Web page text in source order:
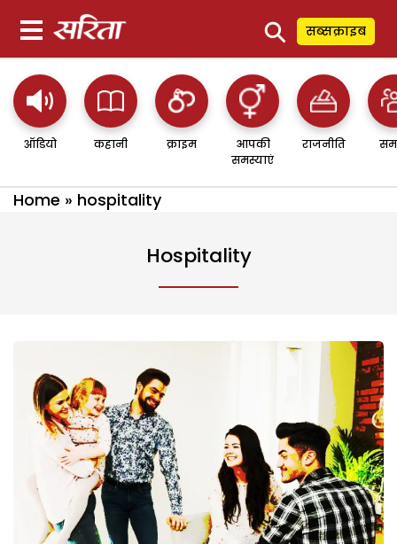
⚲ सब्सक्राइब
ऑडियो कहानी क्राइम
आपकी
समस्याएं
राजनीति
Home » hospitality
Hospitality